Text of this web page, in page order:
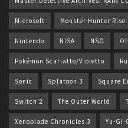
Microsoft Monster Hunter Rise
Nintendo NISA NSO
Pokémon Scarlatto/Violetto
Sonic Splatoon 3 Square
Switch 2 The Outer World
Xenoblade Chronicles 3 Yu-Gi-